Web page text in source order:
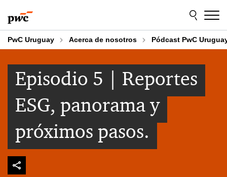
to
content
to
footer
PwC Uruguay Acerca de nosotros Pódcast PwC
Episodio 5 | Reportes
ESG, panorama y
próximos pasos.